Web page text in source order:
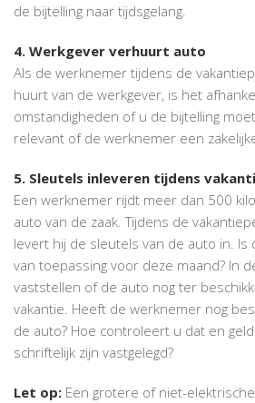
de bijtelling naar tijdsgelang.
4. Werkgever verhuurt auto
Als de werknemer tijdens de
huurt van de werkgever, is het
omstandigheden of u de bijtelling
relevant of de werknemer een
5. Sleutels inleveren tijdens
Een werknemer rijdt meer dan 500
auto van de zaak. Tijdens de
levert hij de sleutels van de auto in. Is
van toepassing voor deze maand? In
vaststellen of de auto nog ter
vakantie. Heeft de werknemer nog
de auto? Hoe controleert u dat en
schriftelijk zijn vastgelegd?
Let op: Een grotere of niet-